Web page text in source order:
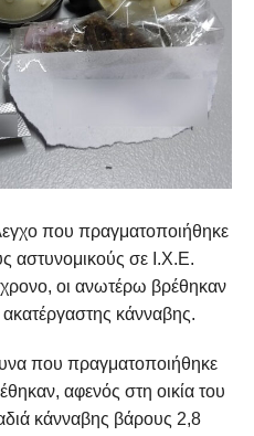
που πραγματοποιήθηκε
αστυνομικούς σε Ι.Χ.Ε.
οι ανωτέρω βρέθηκαν
κάνναβης.
που πραγματοποιήθηκε
αφενός στη οικία του
κάνναβης βάρους 2,8